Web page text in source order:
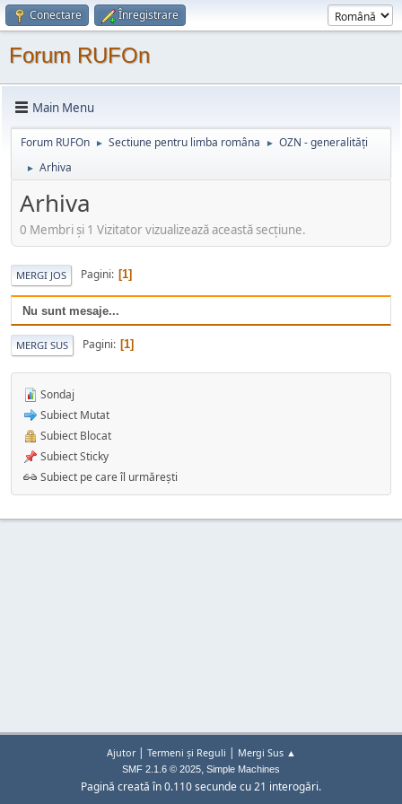
Conectare Înregistrare
Forum RUFOn
Main Menu
Forum RUFOn ► Sectiune pentru limba româna ► OZN - generalități
► Arhiva
Arhiva
0 Membri şi 1 Vizitator vizualizează această secțiune.
MERGI JOS Pagini 1
Nu sunt mesaje...
MERGI SUS Pagini 1
Sondaj
Subiect Mutat
Subiect Blocat
Subiect Sticky
Subiect pe care îl urmărești
Ajutor| Termeni și Reguli | Mergi Sus ▲
SMF 2.1.6 © 2025, Simple Machines
Pagină creată în 0.110 secunde cu 21 interogări.